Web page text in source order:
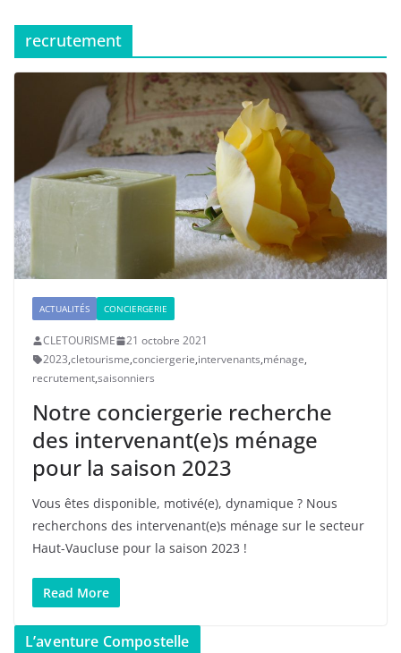
recrutement
ACTUALITÉS CONCIERGERIE
CLETOURISME
21 octobre 2021
2023,cletourisme,conciergerie,intervenants,ménage,
recrutement,saisonniers
Notre conciergerie recherche
des intervenant(e)s ménage
pour la saison 2023
Vous êtes disponible, motivé(e), dynamique ? Nous
recherchons des intervenant(e)s ménage sur le secteur
Haut-Vaucluse pour la saison 2023 !
Read More
L’aventure Compostelle